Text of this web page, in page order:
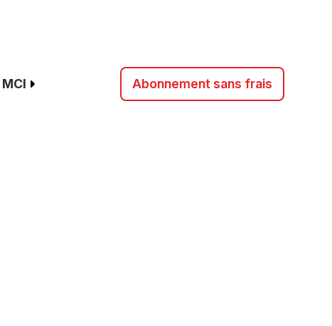
MCI Abonnement sans frais